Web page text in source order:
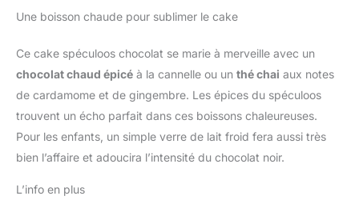
Une boisson chaude pour sublimer le cake
Ce cake spéculoos chocolat se marie à merveille avec un
chocolat chaud épicé à la cannelle ou un thé chai aux notes
de cardamome et de gingembre. Les épices du spéculoos
trouvent un écho parfait dans ces boissons chaleureuses.
Pour les enfants, un simple verre de lait froid fera aussi très
bien l’affaire et adoucira l’intensité du chocolat noir.
L’info en plus